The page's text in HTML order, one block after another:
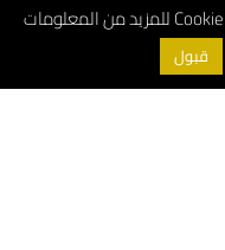
هذا الموقع يستخدم ملف تعريف الارتباط Cookie للمزيد من المعلومات
قبول